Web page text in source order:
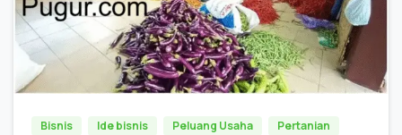
0 0
Bisnis Ide bisnis Peluang Usaha Pertanian